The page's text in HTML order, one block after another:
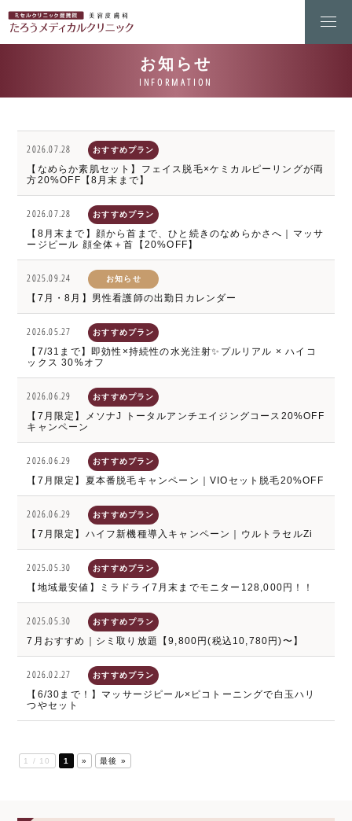
2026.07.28 おすすめプラン
【なめらか素肌セット】フェイス脱毛×ケミカルピーリングが両
方20%OFF【8月末まで】
2026.07.28 おすすめプラン
【8月末まで】顔から首まで、ひと続きのなめらかさへ｜マッサ
ージピール 顔全体＋首【20%OFF】
2025.09.24 お知らせ
【7月・8月】男性看護師の出勤日カレンダー
2026.05.27 おすすめプラン
【7/31まで】即効性×持続性の水光注射✨プルリアル × ハイコ
ックス 30%オフ
2026.06.29 おすすめプラン
【7月限定】メソナJ トータルアンチエイジングコース20%OFF
キャンペーン
2026.06.29 おすすめプラン
【7月限定】夏本番脱毛キャンペーン｜VIOセット脱毛20%OFF
2026.06.29 おすすめプラン
【7月限定】ハイフ新機種導入キャンペーン｜ウルトラセルZi
2025.05.30 おすすめプラン
【地域最安値】ミラドライ7月末までモニター128,000円！！
2025.05.30 おすすめプラン
7月おすすめ｜シミ取り放題【9,800円(税込10,780円)〜】
2026.02.27 おすすめプラン
【6/30まで！】マッサージピール×ピコトーニングで白玉ハリ
つやセット
1 / 10 1 » 最後 »